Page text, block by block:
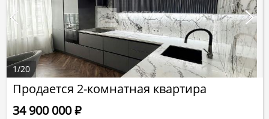
Продается 2-комнатная квартира
34 900 000Р
1/20